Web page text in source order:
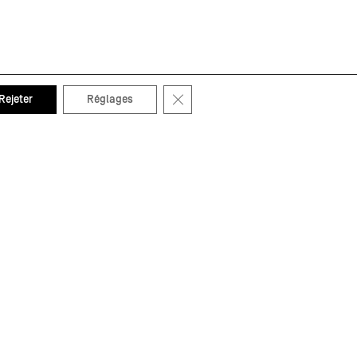
Rejeter Réglages Fermer la bannière des cookies